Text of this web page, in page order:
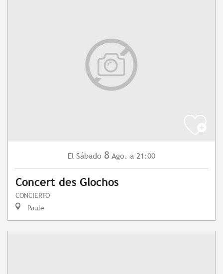
El Sábado 8 Ago. a 21:00
Concert des Glochos
CONCIERTO
Paule